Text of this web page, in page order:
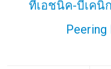
ทีเอชนิค-บีเคนิ
Peering